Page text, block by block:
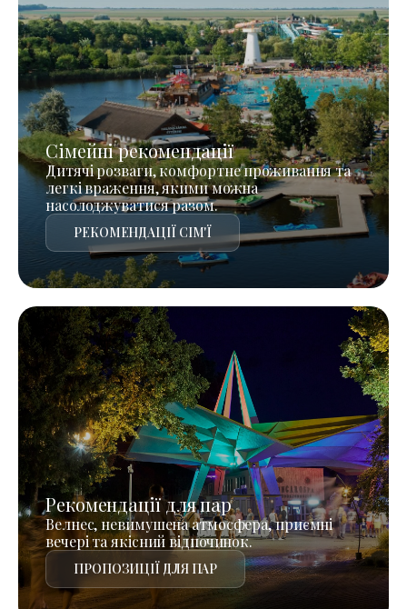
Сімейні рекомендації
Дитячі розваги, комфортне проживання та
легкі враження, якими можна
насолоджуватися разом.
РЕКОМЕНДАЦІЇ СІМ'Ї
Рекомендації для пар
Велнес, невимушена атмосфера, приємні
вечері та якісний відпочинок.
ПРОПОЗИЦІЇ ДЛЯ ПАР